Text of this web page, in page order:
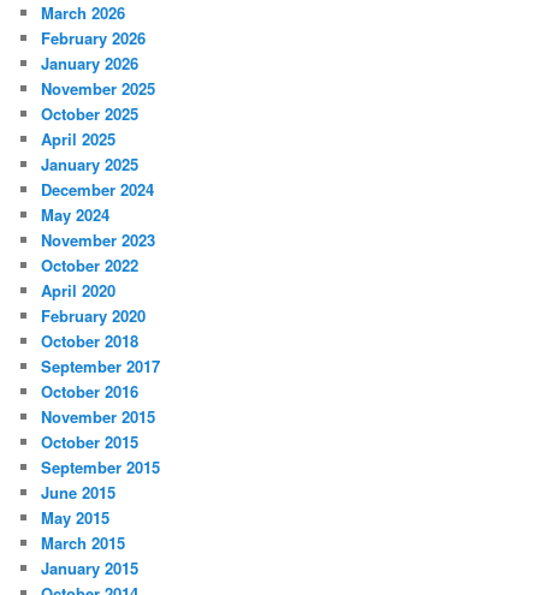
March 2026
February 2026
January 2026
November 2025
October 2025
April 2025
January 2025
December 2024
May 2024
November 2023
October 2022
April 2020
February 2020
October 2018
September 2017
October 2016
November 2015
October 2015
September 2015
June 2015
May 2015
March 2015
January 2015